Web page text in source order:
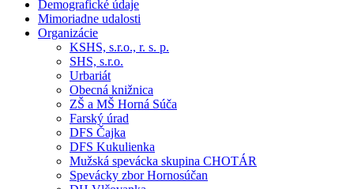
Demografické údaje
Mimoriadne udalosti
Organizácie
KSHS, s.r.o., r. s. p.
SHS, s.r.o.
Urbariát
Obecná knižnica
ZŠ a MŠ Horná Súča
Farský úrad
DFS Čajka
DFS Kukulienka
Mužská spevácka skupina CHOTÁR
Spevácky zbor Hornosúčan